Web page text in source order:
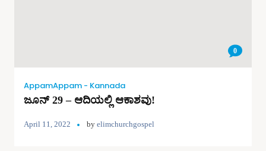
0
AppamAppam - Kannada
ಜೂನ್ 29 – ಆದಿಯಲ್ಲಿ ಆಕಾಶವು!
April 11, 2022 by elimchurchgospel